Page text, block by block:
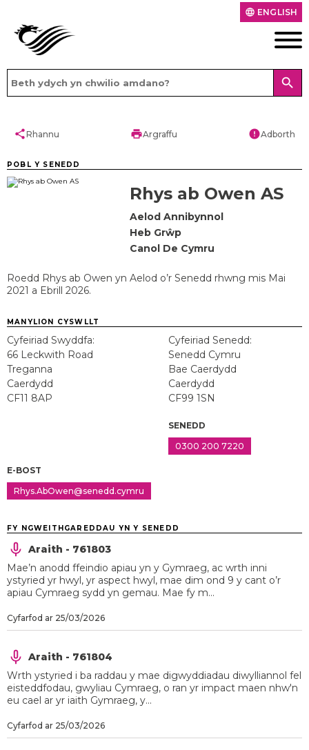
language ENGLISH
search
shareRhannu printArgraffu errorAdborth
POBL Y SENEDD
Rhys ab Owen AS
Aelod Annibynnol
Heb Grŵp
Canol De Cymru
Roedd Rhys ab Owen yn Aelod o’r Senedd rhwng mis Mai
2021 a Ebrill 2026.
MANYLION CYSWLLT
Cyfeiriad Swyddfa:
66 Leckwith Road
Treganna
Caerdydd
CF11 8AP
Cyfeiriad Senedd:
Senedd Cymru
Bae Caerdydd
Caerdydd
CF99 1SN
SENEDD
0300 200 7220
E-BOST
Rhys.AbOwen@senedd.cymru
FY NGWEITHGAREDDAU YN Y SENEDD
Araith - 761803
Mae’n anodd ffeindio apiau yn y Gymraeg, ac wrth inni
ystyried yr hwyl, yr aspect hwyl, mae dim ond 9 y cant o’r
apiau Cymraeg sydd yn gemau. Mae fy m...
Cyfarfod ar 25/03/2026
Araith - 761804
Wrth ystyried i ba raddau y mae digwyddiadau diwylliannol fel
eisteddfodau, gwyliau Cymraeg, o ran yr impact maen nhw'n
eu cael ar yr iaith Gymraeg, y...
Cyfarfod ar 25/03/2026